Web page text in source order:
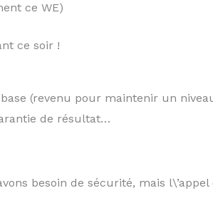
ce WE)
ce soir !
(revenu pour maintenir un
de résultat…
besoin de sécurité, mais